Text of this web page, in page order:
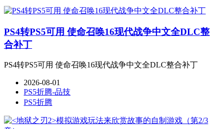
PS4转PS5可用 使命召唤16现代战争中文全DLC整
合补丁
PS4转PS5可用 使命召唤16现代战争中文全DLC整合补丁
2026-08-01
PS5折腾-品技
PS5折腾